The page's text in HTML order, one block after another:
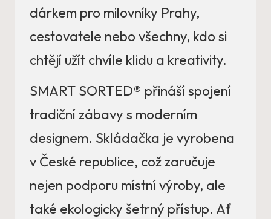
dárkem pro milovníky Prahy,
cestovatele nebo všechny, kdo si
chtějí užít chvíle klidu a kreativity.
SMART SORTED® přináší spojení
tradiční zábavy s moderním
designem. Skládačka je vyrobena
v České republice, což zaručuje
nejen podporu místní výroby, ale
také ekologicky šetrný přístup. Ať